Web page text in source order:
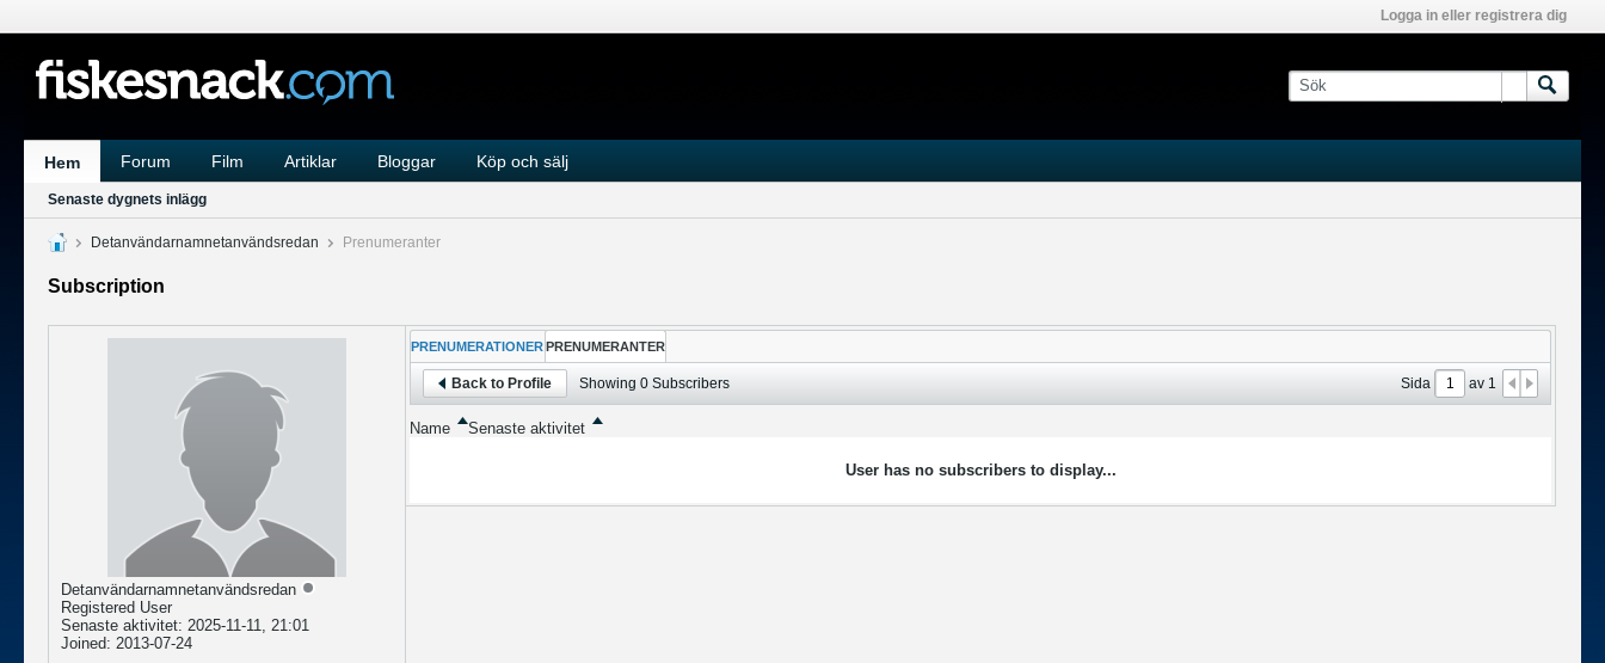
Logga in eller registrera dig
Hem Forum Film Artiklar Bloggar Köp och sälj
Senaste dygnets inlägg
Detanvändarnamnetanvändsredan Prenumeranter
Subscription
Detanvändarnamnetanvändsredan
Registered User
Senaste aktivitet: 2025-11-11, 21:01
Joined: 2013-07-24
PRENUMERATIONER PRENUMERANTER
Back to Profile Showing 0Subscribers Sida av 1
Name Senaste aktivitet
User has no subscribers to display...